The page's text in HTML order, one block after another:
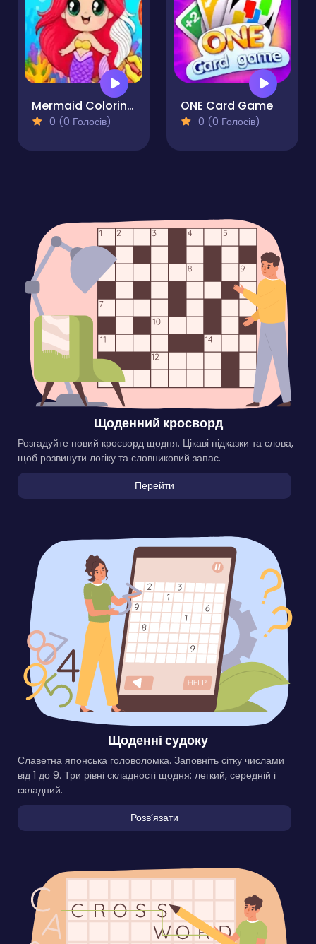
Mermaid Coloring Book
0 (0 Голосів)
ONE Card Game
0 (0 Голосів)
Щоденний кросворд
Розгадуйте новий кросворд щодня. Цікаві підказки та слова,
щоб розвинути логіку та словниковий запас.
Перейти
Щоденні судоку
Славетна японська головоломка. Заповніть сітку числами
від 1 до 9. Три рівні складності щодня: легкий, середній і
складний.
Розвʼязати